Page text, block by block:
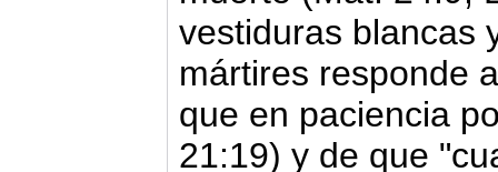
vestiduras blancas
mártires responde
que en paciencia
21:19) y de que